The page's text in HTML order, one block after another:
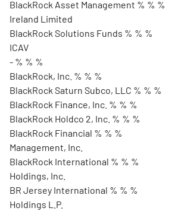
BlackRock Asset Management % % %
Ireland Limited
BlackRock Solutions Funds % % %
ICAV
- % % %
BlackRock, Inc. % % %
BlackRock Saturn Subco, LLC % % %
BlackRock Finance, Inc. % % %
BlackRock Holdco 2, Inc. % % %
BlackRock Financial % % %
Management, Inc.
BlackRock International % % %
Holdings, Inc.
BR Jersey International % % %
Holdings L.P.